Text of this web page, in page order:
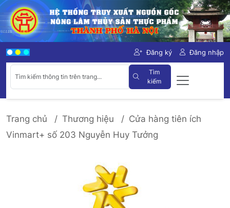
Đăng ký Đăng nhập
Tìm
kiếm
Trang chủ Thương hiệu
Cửa hàng tiên ích
Vinmart+ số 203 Nguyễn Huy Tưởng